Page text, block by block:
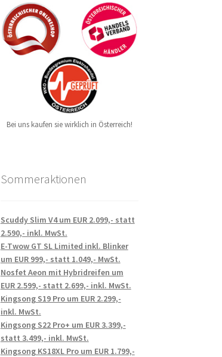
Bei uns kaufen sie wirklich in Österreich!
Sommeraktionen
Scuddy Slim V4 um EUR 2.099,- statt
2.590,- inkl. MwSt.
E-Twow GT SL Limited inkl. Blinker
um EUR 999,- statt 1.049,- MwSt.
Nosfet Aeon mit Hybridreifen um
EUR 2.599,- statt 2.699,- inkl. MwSt.
Kingsong S19 Pro um EUR 2.299,-
inkl. MwSt.
Kingsong S22 Pro+ um EUR 3.399,-
statt 3.499,- inkl. MwSt.
Kingsong KS18XL Pro um EUR 1.799,-